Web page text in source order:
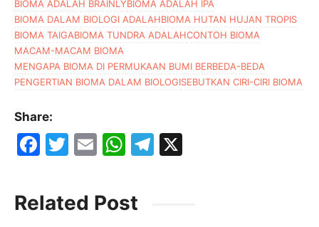
BIOMA ADALAH BRAINLYBIOMA ADALAH IPA
BIOMA DALAM BIOLOGI ADALAHBIOMA HUTAN HUJAN TROPIS
BIOMA TAIGABIOMA TUNDRA ADALAHCONTOH BIOMA
MACAM-MACAM BIOMA
MENGAPA BIOMA DI PERMUKAAN BUMI BERBEDA-BEDA
PENGERTIAN BIOMA DALAM BIOLOGISEBUTKAN CIRI-CIRI BIOMA
Share:
F
c
e
T
itt
er
E
ai
l
W
at
s
T
Related Post